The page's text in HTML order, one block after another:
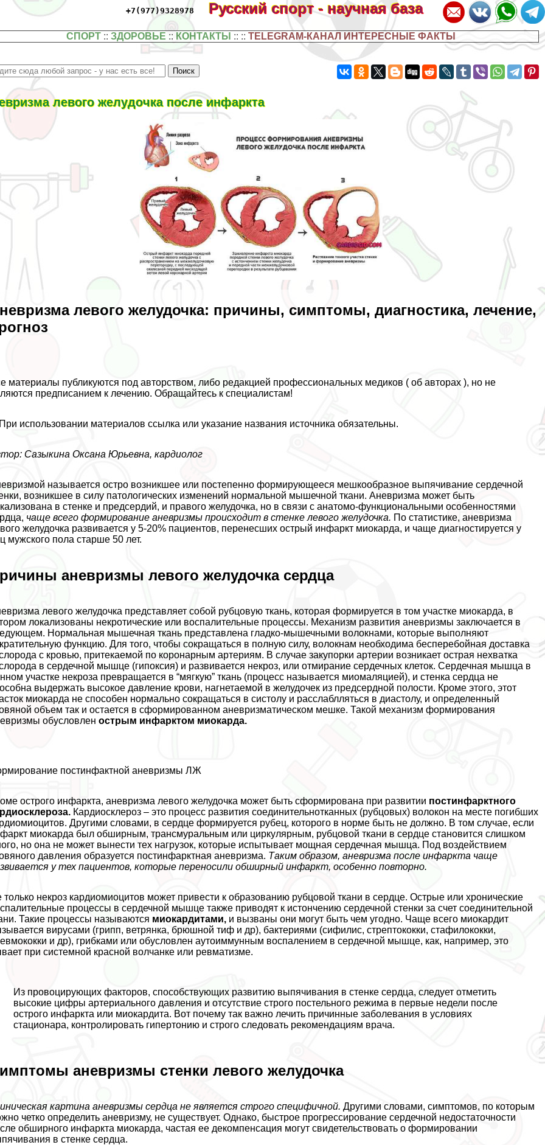
+7(977)9328978 Русский спорт - научная база
СПОРТ ::ЗДОРОВЬЕ :: КОНТАКТЫ :: ::TELEGRAM-КАНАЛ ИНТЕРЕСНЫЕ ФАКТЫ
левого желудочка после инфаркта
левого желудочка: причины, симптомы, диагностика, лечение,
материалы публикуются под авторством, либо редакцией профессиональных медиков ( об авторах ), но не
предписанием к лечению. Обращайтесь к специалистам!
использовании материалов ссылка или указание названия источника обязательны.
Сазыкина Оксана Юрьевна, кардиолог
называется остро возникшее или постепенно формирующееся мешкообразное выпячивание сердечной
возникшее в силу патологических изменений нормальной мышечной ткани. Аневризма может быть
в стенке и предсердий, и правого желудочка, но в связи с анатомо-функциональными особенностями
чаще всего формирование аневризмы происходит в стенке левого желудочка. По статистике, аневризма
желудочка развивается у 5-20% пациентов, перенесших острый инфаркт миокарда, и чаще диагностируется у
мужского пола старше 50 лет.
аневризмы левого желудочка сердца
левого желудочка представляет собой рубцовую ткань, которая формируется в том участке миокарда, в
локализованы некротические или воспалительные процессы. Механизм развития аневризмы заключается в
Нормальная мышечная ткань представлена гладко-мышечными волокнами, которые выполняют
функцию. Для того, чтобы сокращаться в полную силу, волокнам необходима бесперебойная доставка
с кровью, притекаемой по коронарным артериям. В случае закупорки артерии возникает острая нехватка
в сердечной мышце (гипоксия) и развивается некроз, или отмирание сердечных клеток. Сердечная мышца в
участке некроза превращается в “мягкую” ткань (процесс называется миомаляцией), и стенка сердца не
выдержать высокое давление крови, нагнетаемой в желудочек из предсердной полости. Кроме этого, этот
миокарда не способен нормально сокращаться в систолу и расслаблляться в диастолу, и определенный
объем так и остается в сформированном аневризматическом мешке. Такой механизм формирования
обусловленострым инфарктом миокарда.
постинфактной аневризмы ЛЖ
острого инфаркта, аневризма левого желудочка может быть сформирована при развитии постинфарктного
Кардиосклероз – это процесс развития соединительнотканных (рубцовых) волокон на месте погибших
Другими словами, в сердце формируется рубец, которого в норме быть не должно. В том случае, если
миокарда был обширным, трaнcмуральным или циркулярным, рубцовой ткани в сердце становится слишком
но она не может вынести тех нагрузок, которые испытывает мощная сердечная мышца. Под воздействием
давления образуется постинфарктная аневризма. Таким образом, аневризма после инфаркта чаще
у тех пациентов, которые переносили обширный инфаркт, особенно повторно.
только некроз кардиомиоцитов может привести к образованию рубцовой ткани в сердце. Острые или хронические
процессы в сердечной мышце также приводят к истончению сердечной стенки за счет соединительной
Такие процессы называются миокардитами, и вызваны они могут быть чем угодно. Чаще всего миокардит
вирусами (грипп, ветрянка, брюшной тиф и др), бактериями (сифилис, стрептококки, стафилококки,
и др), грибками или обусловлен аутоиммунным воспалением в сердечной мышце, как, например, это
при системной красной волчанке или ревматизме.
Из провоцирующих факторов, способствующих развитию выпячивания в стенке сердца, следует отметить
высокие цифры артериального давления и отсутствие строго постельного режима в первые недели после
острого инфаркта или миокардита. Вот почему так важно лечить причинные заболевания в условиях
стационара, контролировать гипертонию и строго следовать рекомендациям врача.
аневризмы стенки левого желудочка
картина аневризмы сердца не является строго специфичной. Другими словами, симптомов, по которым
четко определить аневризму, не существует. Однако, быстрое прогрессирование сердечной недостаточности
обширного инфаркта миокарда, частая ее декомпенсация могут свидетельствовать о формировании
в стенке сердца.